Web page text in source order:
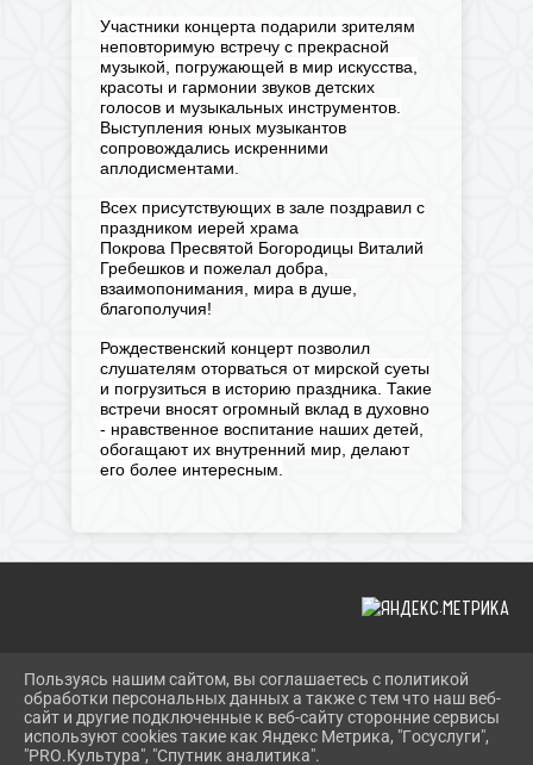
Участники концерта подарили зрителям
неповторимую встречу с прекрасной
музыкой, погружающей в мир искусства,
красоты и гармонии звуков детских
голосов и музыкальных инструментов.
Выступления юных музыкантов
сопровождались искренними
аплодисментами.
Всех присутствующих в зале поздравил с
праздником иерей храма
Покрова Пресвятой Богородицы Виталий
Гребешков и пожелал добра,
взаимопонимания, мира в душе,
благополучия!
Рождественский концерт позволил
слушателям оторваться от мирской суеты
и погрузиться в историю праздника. Такие
встречи вносят огромный вклад в духовно
- нравственное воспитание наших детей,
обогащают их внутренний мир, делают
его более интересным.
2026 Г. SHERBOK.RU
ВХОД
КАРТА САЙТА
ПОЛИТИКА ОБРАБОТКИ ПЕРСОНАЛЬНЫХ ДАННЫХ
Пользуясь нашим сайтом, вы соглашаетесь с политикой
обработки персональных данных а также с тем что наш веб-
сайт и другие подключенные к веб-сайту сторонние сервисы
используют cookies такие как Яндекс Метрика, "Госуслуги",
"PRO.Культура", "Спутник аналитика".